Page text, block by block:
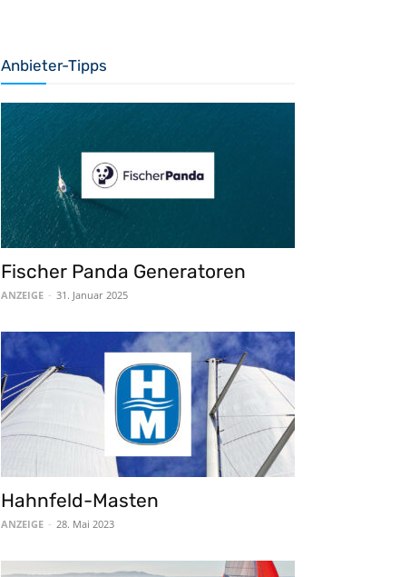
Anbieter-Tipps
Fischer Panda Generatoren
ANZEIGE - 31. Januar 2025
Hahnfeld-Masten
ANZEIGE - 28. Mai 2023